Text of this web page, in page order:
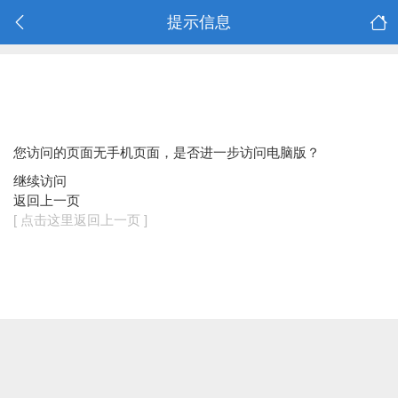
提示信息
您访问的页面无手机页面，是否进一步访问电脑版？
继续访问
返回上一页
[ 点击这里返回上一页 ]